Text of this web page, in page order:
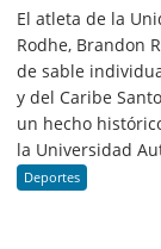
El atleta de la
Rodhe, Brandon
de sable
y del Caribe
un hecho
la Universidad
Deportes